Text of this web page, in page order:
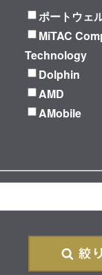
ポートウェ
MiTAC
Technology
Dolphin
AMD
AMobile